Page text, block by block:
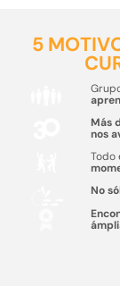
5
Más
nos
Todo
No